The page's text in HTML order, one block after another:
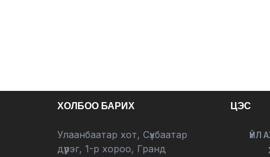
ХОЛБОО БАРИХ
Улаанбаатар хот, Сүхбаатар
дүүрэг, 1-р хороо, Гранд
ЦЭС
ҮЙЛ